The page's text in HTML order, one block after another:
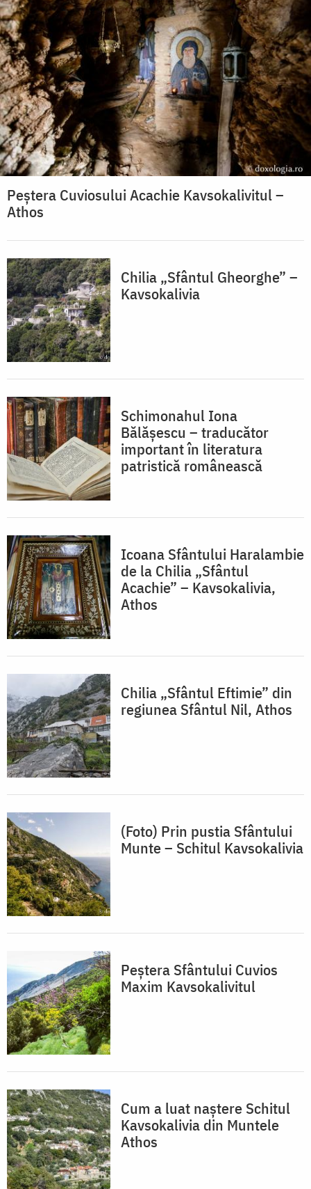
Peștera Cuviosului Acachie Kavsokalivitul –
Athos
Chilia „Sfântul Gheorghe” –
Kavsokalivia
Schimonahul Iona
Bălășescu – traducător
important în literatura
patristică românească
Icoana Sfântului Haralambie
de la Chilia „Sfântul
Acachie” – Kavsokalivia,
Athos
Chilia „Sfântul Eftimie” din
regiunea Sfântul Nil, Athos
(Foto) Prin pustia Sfântului
Munte – Schitul Kavsokalivia
Peștera Sfântului Cuvios
Maxim Kavsokalivitul
Cum a luat naștere Schitul
Kavsokalivia din Muntele
Athos